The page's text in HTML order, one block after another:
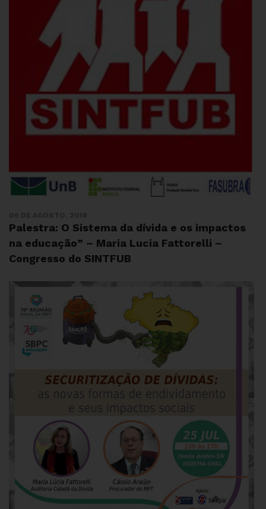
Palestra: O Sistema da dívida e os impactos
na educação” – Maria Lucia Fattorelli –
Congresso do SINTFUB